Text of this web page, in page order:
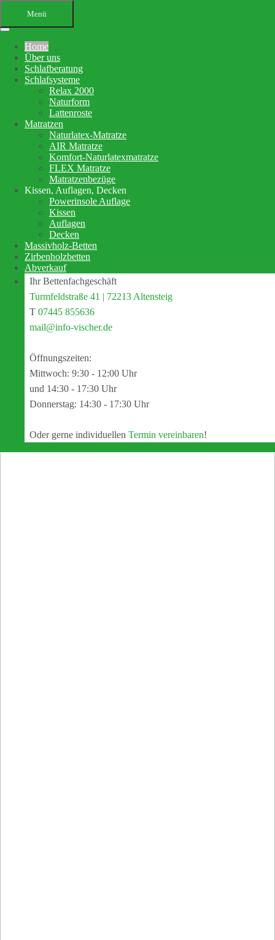
Menü
Home
Über uns
Schlafberatung
Schlafsysteme
Relax 2000
Naturform
Lattenroste
Matratzen
Naturlatex-Matratze
AIR Matratze
Komfort-Naturlatexmatratze
FLEX Matratze
Matratzenbezüge
Kissen, Auflagen, Decken
Powerinsole Auflage
Kissen
Auflagen
Decken
Massivholz-Betten
Zirbenholzbetten
Abverkauf
Ihr Bettenfachgeschäft
Turmfeldstraße 41 | 72213 Altensteig
T 07445 855636
mail@info-vischer.de
Öffnungszeiten:
Mittwoch: 9:30 - 12:00 Uhr
und 14:30 - 17:30 Uhr
Donnerstag: 14:30 - 17:30 Uhr
Oder gerne individuellen Termin vereinbaren!
Ihr Bettenfachgeschäft in
Altensteig
Matratzenberatung
und Betten
Ihre Schlafberatung
Schlafsystem Relax 2000
Matratzen aus reinem Naturlatex